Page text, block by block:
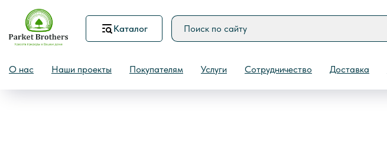
Каталог
О нас Наши проекты Покупателям Услуги Сотрудничество Доставка